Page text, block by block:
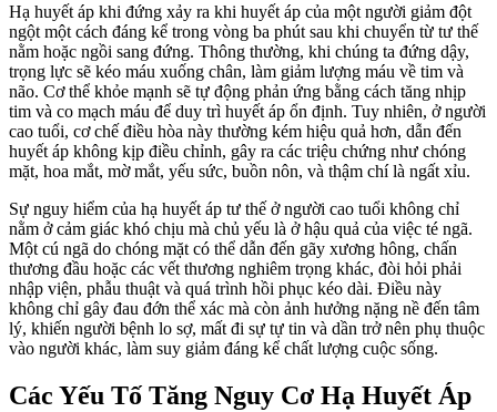
Hạ huyết áp khi đứng xảy ra khi huyết áp của một người giảm đột
ngột một cách đáng kể trong vòng ba phút sau khi chuyển từ tư thế
nằm hoặc ngồi sang đứng. Thông thường, khi chúng ta đứng dậy,
trọng lực sẽ kéo máu xuống chân, làm giảm lượng máu về tim và
não. Cơ thể khỏe mạnh sẽ tự động phản ứng bằng cách tăng nhịp
tim và co mạch máu để duy trì huyết áp ổn định. Tuy nhiên, ở người
cao tuổi, cơ chế điều hòa này thường kém hiệu quả hơn, dẫn đến
huyết áp không kịp điều chỉnh, gây ra các triệu chứng như chóng
mặt, hoa mắt, mờ mắt, yếu sức, buồn nôn, và thậm chí là ngất xỉu.
Sự nguy hiểm của hạ huyết áp tư thế ở người cao tuổi không chỉ
nằm ở cảm giác khó chịu mà chủ yếu là ở hậu quả của việc té ngã.
Một cú ngã do chóng mặt có thể dẫn đến gãy xương hông, chấn
thương đầu hoặc các vết thương nghiêm trọng khác, đòi hỏi phải
nhập viện, phẫu thuật và quá trình hồi phục kéo dài. Điều này
không chỉ gây đau đớn thể xác mà còn ảnh hưởng nặng nề đến tâm
lý, khiến người bệnh lo sợ, mất đi sự tự tin và dần trở nên phụ thuộc
vào người khác, làm suy giảm đáng kể chất lượng cuộc sống.
Các Yếu Tố Tăng Nguy Cơ Hạ Huyết Áp